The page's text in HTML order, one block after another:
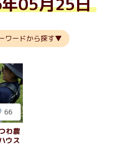
ワードから探す
66
わ農
ウス